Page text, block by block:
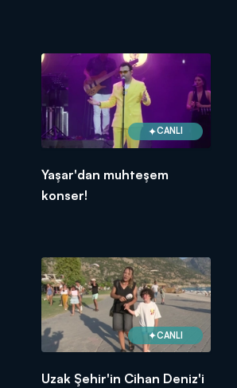
CANLI
Yaşar'dan muhteşem
konser!
CANLI
Uzak Şehir'in Cihan Deniz'i